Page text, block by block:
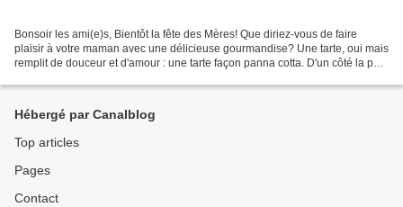
Bonsoir les ami(e)s, Bientôt la fête des Mères! Que diriez-vous de faire
plaisir à votre maman avec une délicieuse gourmandise? Une tarte, oui mais
remplit de douceur et d'amour : une tarte façon panna cotta. D'un côté la pâte
Hébergé par Canalblog
Top articles
Pages
Contact